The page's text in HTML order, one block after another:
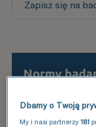
Zapisz się na
Dbamy o Twoją
My i nasi partnerzy181